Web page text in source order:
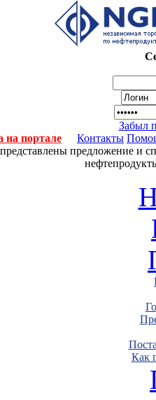
Забыл
на портале
Контакты
предложение и
Как